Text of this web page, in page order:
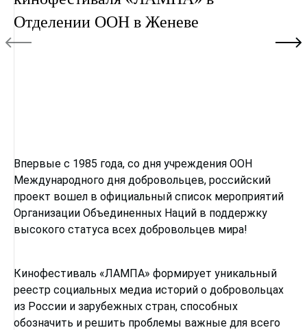
Впервые с 1985 года, со дня учреждения ООН
Международного дня добровольцев, российский
проект вошел в официальный список мероприятий
Организации Объединенных Наций в поддержку
высокого статуса всех добровольцев мира!
Кинофестиваль «ЛАМПА» формирует уникальный
реестр социальных медиа историй о добровольцах
из России и зарубежных стран, способных
обозначить и решить проблемы важные для всего